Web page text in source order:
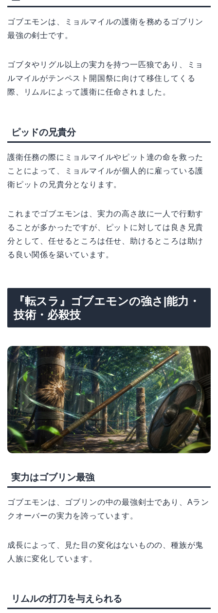
ゴブエモンは、ミョルマイルの護衛を務めるゴブリン
最強の剣士です。
ゴブタやリグル以上の実力を持つ一匹狼であり、ミョ
ルマイルがテンペスト開国祭に向けて移住してくる
際、リムルによって護衛に任命されました。
ピッドの兄貴分
護衛任務の際にミョルマイルやピット達の命を救った
ことによって、ミョルマイルが個人的に雇っている護
衛ピットの兄貴分となります。
これまでゴブエモンは、実力の高さ故に一人で行動す
ることが多かったですが、ピットに対しては良き兄貴
分として、任せるところは任せ、助けるところは助け
る良い関係を築いています。
『転スラ』ゴブエモンの強さ|能力・
技術・必殺技
実力はゴブリン最強
ゴブエモンは、ゴブリンの中の最強剣士であり、Aラン
クオーバーの実力を誇っています。
成長によって、見た目の変化はないものの、種族が鬼
人族に変化しています。
リムルの打刀を与えられる